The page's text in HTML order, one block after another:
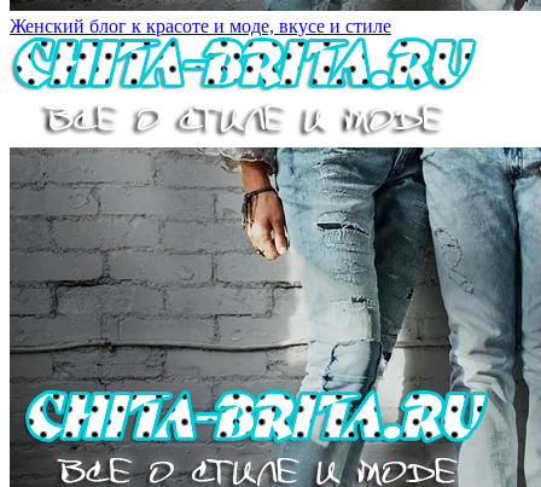
Женский блог к красоте и моде, вкусе и стиле